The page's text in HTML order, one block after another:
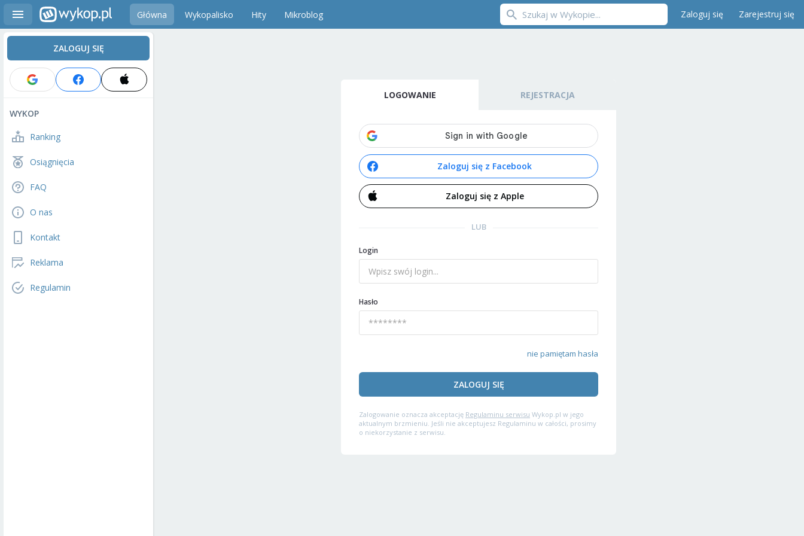
Główna Wykopalisko Hity Mikroblog Zaloguj się Zarejestruj się
ZALOGUJ SIĘ
WYKOP
Ranking
Osiągnięcia
FAQ
O nas
Kontakt
Reklama
Regulamin
LOGOWANIE REJESTRACJA
Zaloguj się z Facebook
Zaloguj się z Apple
LUB
Login
Hasło
nie pamiętam hasła
ZALOGUJ SIĘ
Zalogowanie oznacza akceptację Regulaminu serwisu Wykop.pl w jego
aktualnym brzmieniu. Jeśli nie akceptujesz Regulaminu w całości, prosimy
o niekorzystanie z serwisu.